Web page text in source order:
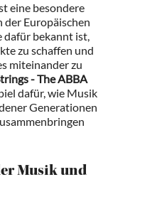
eine besondere
Europäischen
dafür bekannt ist,
zu schaffen und
miteinander zu
- The ABBA
dafür, wie Musik
Generationen
Musik und